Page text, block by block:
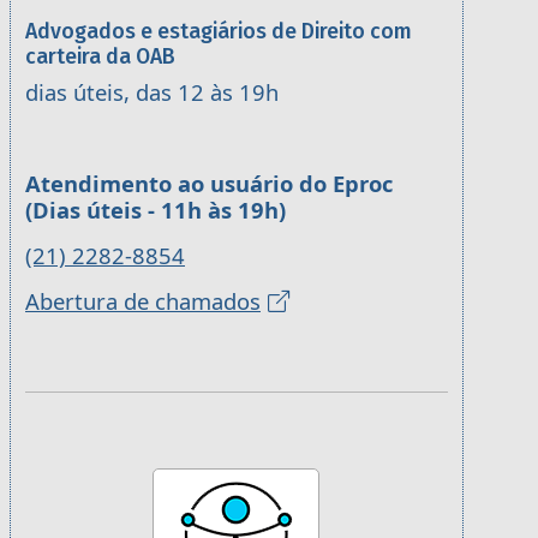
Advogados e estagiários de Direito com
carteira da OAB
dias úteis, das 12 às 19h
Atendimento ao usuário do Eproc
(Dias úteis - 11h às 19h)
(21) 2282-8854
Abertura de chamados